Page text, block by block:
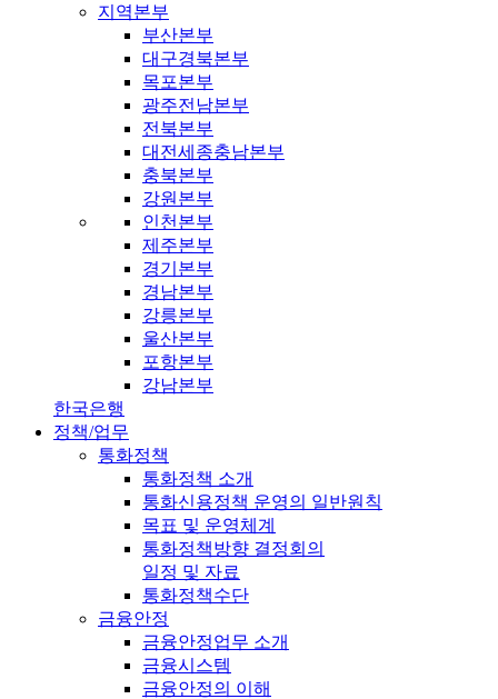
지역본부
부산본부
대구경북본부
목포본부
광주전남본부
전북본부
대전세종충남본부
충북본부
강원본부
인천본부
제주본부
경기본부
경남본부
강릉본부
울산본부
포항본부
강남본부
한국은행
정책/업무
통화정책
통화정책 소개
통화신용정책 운영의 일반원칙
목표 및 운영체계
통화정책방향 결정회의
일정 및 자료
통화정책수단
금융안정
금융안정업무 소개
금융시스템
금융안정의 이해